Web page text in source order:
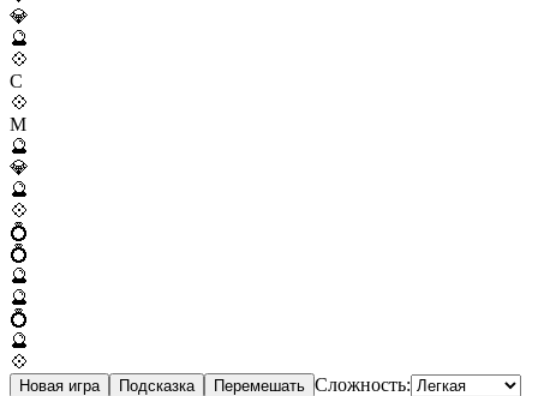
💎
🔮
💠
C
💠
M
🔮
💎
🔮
💠
💍
💍
🔮
🔮
💍
🔮
💠
Новая игра Подсказка Перемешать Сложность: